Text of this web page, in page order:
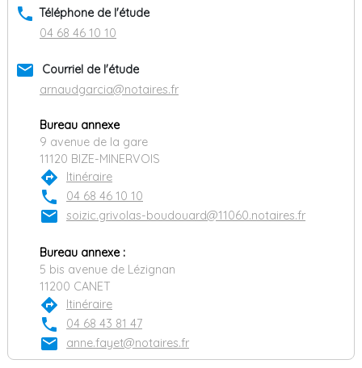
phone Téléphone de l'étude
04 68 46 10 10
email
Courriel de l'étude
arnaudgarcia@notaires.fr
Bureau annexe
9 avenue de la gare
11120 BIZE-MINERVOIS
directions Itinéraire
phone 04 68 46 10 10
email soizic.grivolas-boudouard@11060.notaires.fr
Bureau annexe :
5 bis avenue de Lézignan
11200 CANET
directions Itinéraire
phone 04 68 43 81 47
email anne.fayet@notaires.fr